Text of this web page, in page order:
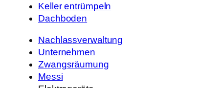
Keller entrümpeln
Dachboden
Nachlassverwaltung
Unternehmen
Zwangsräumung
Messi